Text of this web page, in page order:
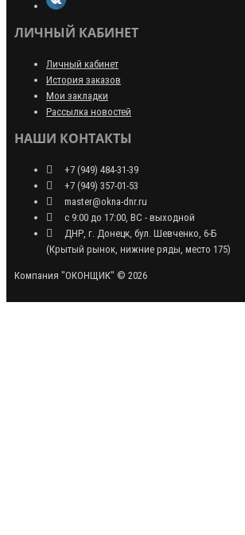
ЛИЧНЫЙ КАБИНЕТ
Личный кабинет
История заказов
Мои закладки
Рассылка новостей
НАШИ КОНТАКТЫ
+7 (949) 484-31-39
+7 (949) 357-01-53
master@okna-dnr.ru
с 9:00 до 17:00, ВС - выходной
ДНР, г. Донецк, бул. Шевченко, 6-Б
(Крытый рынок, нижние ряды, место 175)
Компания "ОКОНЩИК" © 2026